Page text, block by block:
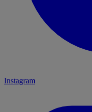
Instagram